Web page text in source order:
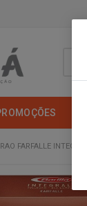
FARFALLE INTEG